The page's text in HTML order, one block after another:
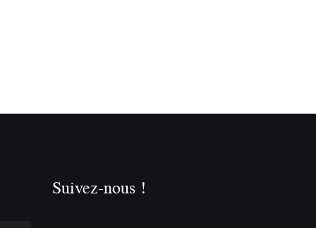
Suivez-nous !